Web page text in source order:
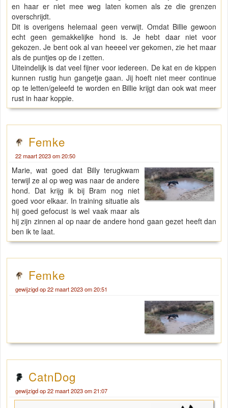
en haar er niet mee weg laten komen als ze die grenzen
overschrijdt.
Dit is overigens helemaal geen verwijt. Omdat Billie gewoon
echt geen gemakkelijke hond is. Je hebt daar niet voor
gekozen. Je bent ook al van heeeel ver gekomen, zie het maar
als de puntjes op de i zetten.
Uiteindelijk is dat veel fijner voor iedereen. De kat en de kippen
kunnen rustig hun gangetje gaan. Jij hoeft niet meer continue
op te letten/geleefd te worden en Billie krijgt dan ook wat meer
rust in haar koppie.
Femke
22 maart 2023 om 20:50
Marie, wat goed dat Billy terugkwam
terwijl ze al op weg was naar de andere
hond. Dat krijg ik bij Bram nog niet
goed voor elkaar. In training situatie als
hij goed gefocust is wel vaak maar als
hij zijn zinnen al op naar de andere hond gaan gezet heeft dan
ben ik te laat.
Femke
gewijzigd op 22 maart 2023 om 20:51
CatnDog
gewijzigd op 22 maart 2023 om 21:07